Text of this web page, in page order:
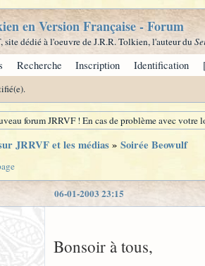
en Version Française - Forum
, site dédié à l'oeuvre de J.R.R. Tolkien, l'auteur du
Recherche Inscription Identification
forum JRRVF ! En cas de problème avec
JRRVF et les médias» Soirée Beowulf
06-01-2003 23:15
Bonsoir à tous,